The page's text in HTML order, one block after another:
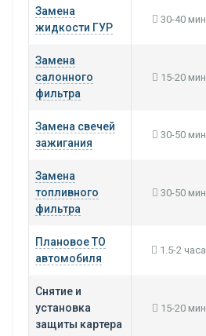
Замена
жидкости ГУР
30-40 мин
Замена
салонного
фильтра
15-20 мин
Замена свечей
зажигания
30-50 мин
Замена
топливного
фильтра
30-50 мин
Плановое ТО
автомобиля
1.5-2 часа
Снятие и
установка
защиты картера
15-20 мин